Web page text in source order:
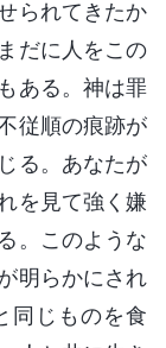
られてきたか
だに人をこの
ある。神は罪
従順の痕跡が
る。あなたが
を見て強く嫌
。このような
明らかにされ
同じものを食